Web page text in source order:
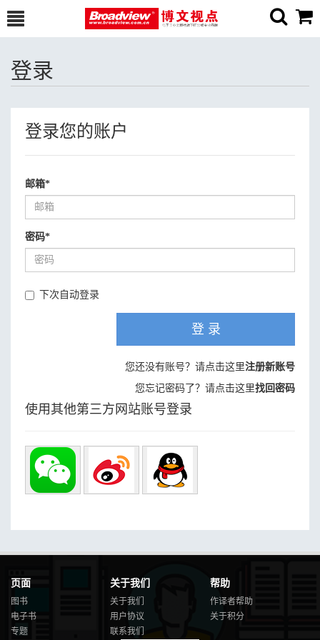
登录
登录您的账户
邮箱*
密码*
下次自动登录
登 录
您还没有账号？请点击这里注册新账号
您忘记密码了？请点击这里找回密码
使用其他第三方网站账号登录
页面
图书
电子书
专题
关于我们
关于我们
用户协议
联系我们
帮助
作译者帮助
关于积分